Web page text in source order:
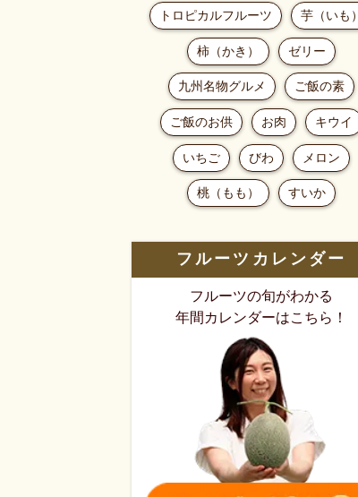
トロピカルフルーツ 芋（いも）
柿（かき） ゼリー
九州名物グルメ ご飯の素
ご飯のお供 お肉 キウイ
いちご びわ メロン
桃（もも） すいか
フルーツカレンダー
フルーツの旬がわかる
年間カレンダーはこちら！